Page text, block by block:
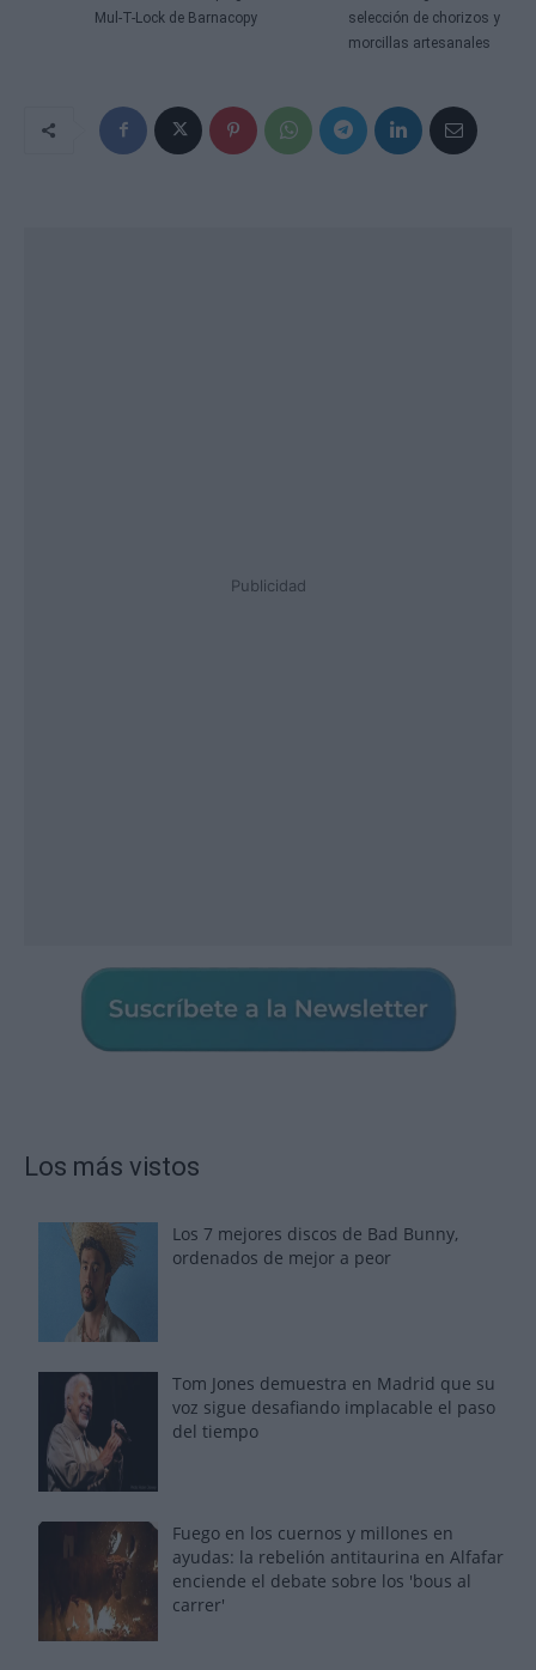
Mul-T-Lock de Barnacopy
selección de chorizos y
morcillas artesanales
Publicidad
Los más vistos
Los 7 mejores discos de Bad Bunny,
ordenados de mejor a peor
Tom Jones demuestra en Madrid que su
voz sigue desafiando implacable el paso
del tiempo
Fuego en los cuernos y millones en
ayudas: la rebelión antitaurina en Alfafar
enciende el debate sobre los 'bous al
carrer'